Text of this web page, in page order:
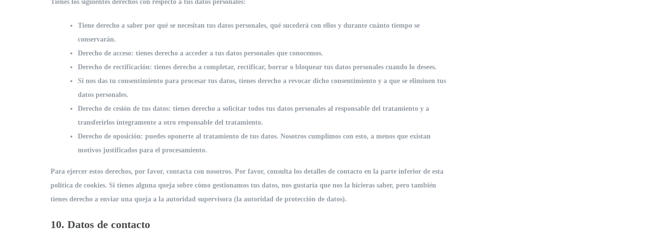
Tienes los siguientes derechos con respecto a tus datos personales:
Tiene derecho a saber por qué se necesitan tus datos personales, qué sucederá con ellos y durante cuánto tiempo se
conservarán.
Derecho de acceso: tienes derecho a acceder a tus datos personales que conocemos.
Derecho de rectificación: tienes derecho a completar, rectificar, borrar o bloquear tus datos personales cuando lo desees.
Si nos das tu consentimiento para procesar tus datos, tienes derecho a revocar dicho consentimiento y a que se eliminen tus
datos personales.
Derecho de cesión de tus datos: tienes derecho a solicitar todos tus datos personales al responsable del tratamiento y a
transferirlos íntegramente a otro responsable del tratamiento.
Derecho de oposición: puedes oponerte al tratamiento de tus datos. Nosotros cumplimos con esto, a menos que existan
motivos justificados para el procesamiento.
Para ejercer estos derechos, por favor, contacta con nosotros. Por favor, consulta los detalles de contacto en la parte inferior de esta
política de cookies. Si tienes alguna queja sobre cómo gestionamos tus datos, nos gustaría que nos la hicieras saber, pero también
tienes derecho a enviar una queja a la autoridad supervisora (la autoridad de protección de datos).
10. Datos de contacto